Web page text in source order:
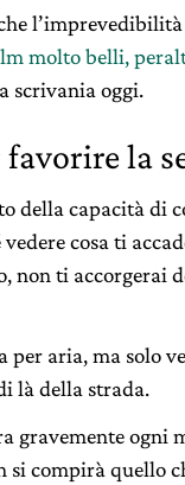
molto belli,
scrivania oggi.
favorire la
della capacità di
cosa ti
non ti accorgerai
per aria, ma solo
là della strada.
gravemente ogni
si compirà quello